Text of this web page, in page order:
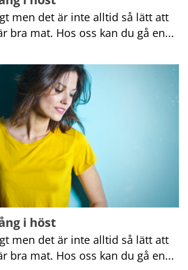
men det är inte alltid så lätt att
bra mat. Hos oss kan du gå en...
i höst
men det är inte alltid så lätt att
bra mat. Hos oss kan du gå en...